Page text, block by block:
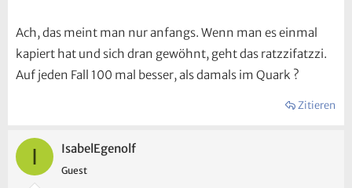
Ach, das meint man nur anfangs. Wenn man es einmal
kapiert hat und sich dran gewöhnt, geht das ratzzifatzzi.
Auf jeden Fall 100 mal besser, als damals im Quark ?
Zitieren
I IsabelEgenolf
Guest